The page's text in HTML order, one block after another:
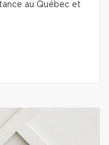
au Québec et